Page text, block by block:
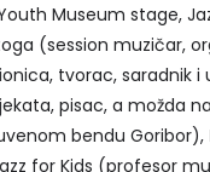
Museum stage,
(session muzičar,
tvorac, saradnik i
pisac, a možda
bendu Goribor),
for Kids (profesor